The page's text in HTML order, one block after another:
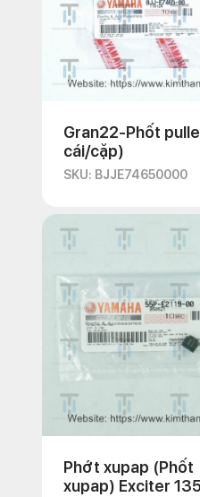
Gran22-Phốt
cái/cặp)
SKU: BJJE74650000
Phớt xupap (Phốt
xupap) Exciter